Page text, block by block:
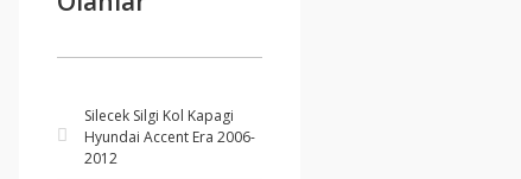
Silecek Silgi Kol Kapagi
Hyundai Accent Era 2006-
2012